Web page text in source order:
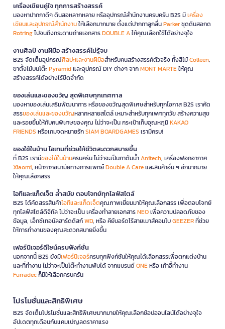
เครื่องเขียนคู่ใจ ทุกการสร้างสรรค์
มองหาปากกาดีๆ ดินสอหลากหลาย หรืออุปกรณ์สำนักงานครบครัน B2S มีเครื่อง
เขียนและอุปกรณ์สำนักงานให้เลือกมากมาย ตั้งแต่ปากกาลูกลื่นParkerชุดดินสอกด
Rotringไปจนถึงกระดาษถ่ายเอกสารDOUBLE Aให้คุณเลือกใช้ได้อย่างจุใจ
งานศิลป์ งานฝีมือ สร้างสรรค์ไม่รู้จบ
B2S จัดเต็มอุปกรณ์ศิลปะและงานฝีมือสำหรับคนสร้างสรรค์ตัวจริง ทั้งสีไม้Colleen,
ขาตั้งไม้บนโต๊ะPyramidและอุปกรณ์ DIY ต่างๆ จากMONT MARTEให้คุณ
สร้างสรรค์ได้อย่างไร้ขีดจำกัด
ของเล่นและของขวัญ สุดพิเศษทุกเทศกาล
มองหาของเล่นเสริมพัฒนาการ หรือของขวัญสุดพิเศษสำหรับทุกโอกาส B2S เราคัด
สรรของเล่นและของขวัญหลากหลายสไตล์ เหมาะสำหรับทุกเพศทุกวัย สร้างความสุข
และรอยยิ้มให้กับคนพิเศษของคุณ ไม่ว่าจะเป็น กระเป๋าเก็บอุณหภูมิKAKAO
FRIENDS หรือเกมจดหมายรักSIAM BOARDGAMES เรามีครบ!
ของใช้ในบ้าน ไอเทมที่ช่วยให้ชีวิตสะดวกสบายขึ้น
ที่ B2S เรามีของใช้ในบ้านครบครัน ไม่ว่าจะเป็นกาต้มน้ำAnitech, เครื่องฟอกอากาศ
Xiaomi, หน้ากากอนามัยทางการแพทย์Double A Careและสินค้าอื่น ๆ อีกมากมาย
ให้คุณเลือกสรร
ไอทีและแก็ดเจ็ต ล้ำสมัย ตอบโจทย์ทุกไลฟ์สไตล์
B2S ได้คัดสรรสินค้าไอทีและแก็ดเจ็ตคุณภาพเยี่ยมมาให้คุณเลือกสรร เพื่อตอบโจทย์
ทุกไลฟ์สไตล์ดิจิทัล ไม่ว่าจะเป็น เครื่องทำลายเอกสารNEOเพื่อความปลอดภัยของ
ข้อมูล, เอ็กซ์เทอนัลฮาร์ดดิสก์WD, หรือ คีย์บอร์ดไร้สายเมาส์คอมโบGEEZERที่ช่วย
ให้การทำงานของคุณสะดวกสบายยิ่งขึ้น
เฟอร์นิเจอร์ดีไซน์ครบฟังก์ชั่น
นอกจากนี้ B2S ยังมีเฟอร์นิเจอร์ครบทุกฟังก์ชันให้คุณได้เลือกสรรเพื่อตกแต่งบ้าน
และที่ทำงาน ไม่ว่าจะเป็นโต๊ะทำงานพับได้ จากแบรนด์ONEหรือ เก้าอี้ทำงาน
Furradecก็มีให้เลือกครบครัน
โปรโมชั่นและสิทธิพิเศษ
B2S จัดเต็มโปรโมชั่นและสิทธิพิเศษมากมายให้คุณเลือกช้อปออนไลน์ได้อย่างจุใจ
อัปเดตทุกเดือนกับแคมเปญลดราคาแรง